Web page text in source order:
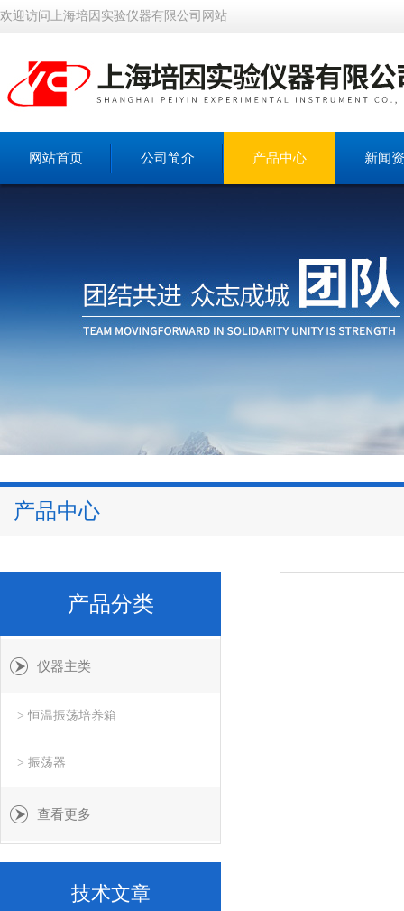
欢迎访问上海培因实验仪器有限公司网站
网站首页 公司简介 产品中心 新闻
产品中心
产品分类
仪器主类
> 恒温振荡培养箱
> 振荡器
查看更多
技术文章